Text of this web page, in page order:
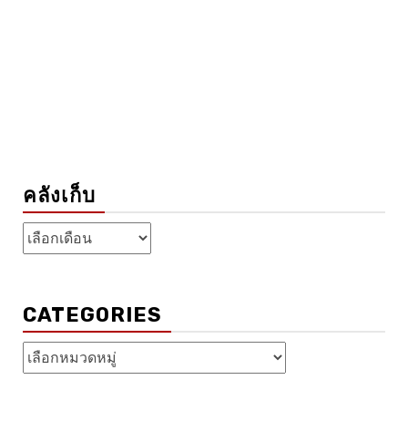
คลังเก็บ
คลัง
เก็บ
CATEGORIES
Categories